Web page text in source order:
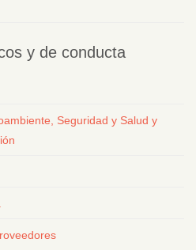
y de conducta
Seguridad y Salud y